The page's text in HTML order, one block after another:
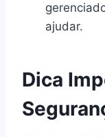
ajudar.
Dica